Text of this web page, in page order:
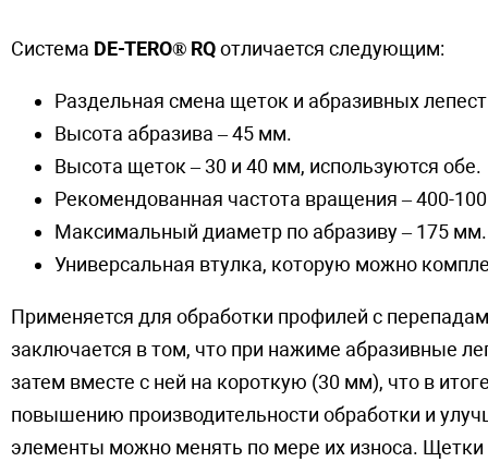
Система DE-TERO® RQотличается следующим:
Раздельная смена щеток и абразивных
Высота абразива – 45 мм.
Высота щеток – 30 и 40 мм, используются обе.
Рекомендованная частота вращения – 400-
Максимальный диаметр по абразиву – 175
Универсальная втулка, которую можно
Применяется для обработки профилей с
заключается в том, что при нажиме абразивные
затем вместе с ней на короткую (30 мм), что в
повышению производительности обработки и
элементы можно менять по мере их износа.